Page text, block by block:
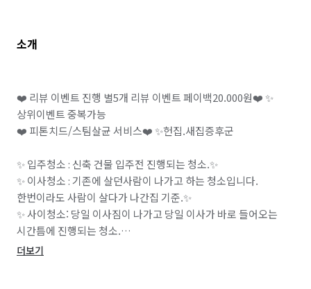
소개
❤️ 리뷰 이벤트 진행 별5개 리뷰 이벤트 페이백20.000원❤️ ✨️
상위이벤트 중복가능
❤️ 피톤치드/스팀살균 서비스❤️ ✨️헌집.새집증후군
✨️ 입주청소 : 신축 건물 입주전 진행되는 청소.✨️
✨️ 이사청소 : 기존에 살던사람이 나가고 하는 청소입니다.
한번이라도 사람이 살다가 나간집 기준.✨️
✨️ 사이청소: 당일 이사짐이 나가고 당일 이사가 바로 들어오는
시간틈에 진행되는 청소.
✨️ 준공청소: 건물및 상가 완공후 진행되는 초도 정리.청소
더보기